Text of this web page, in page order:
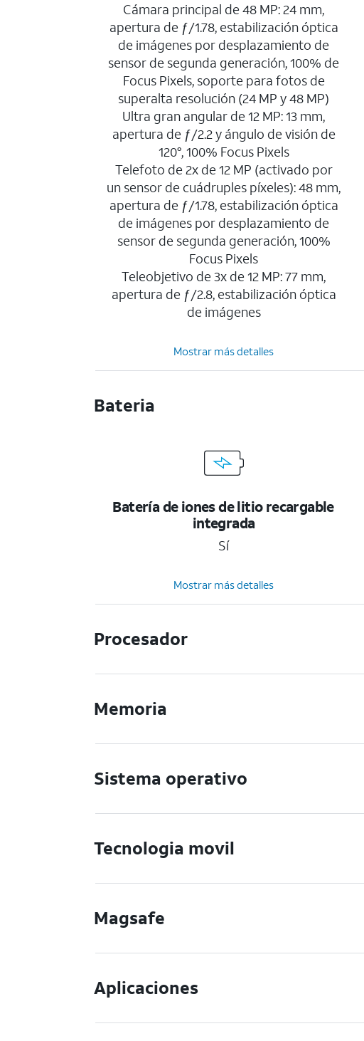
Cámara principal de 48 MP: 24 mm,
apertura de ƒ/1.78, estabilización óptica
de imágenes por desplazamiento de
sensor de segunda generación, 100% de
Focus Pixels, soporte para fotos de
superalta resolución (24 MP y 48 MP)
Ultra gran angular de 12 MP: 13 mm,
apertura de ƒ/2.2 y ángulo de visión de
120°, 100% Focus Pixels
Telefoto de 2x de 12 MP (activado por
un sensor de cuádruples píxeles): 48 mm,
apertura de ƒ/1.78, estabilización óptica
de imágenes por desplazamiento de
sensor de segunda generación, 100%
Focus Pixels
Teleobjetivo de 3x de 12 MP: 77 mm,
apertura de ƒ/2.8, estabilización óptica
de imágenes
Mostrar más detalles
Bateria
Batería de iones de litio recargable
integrada
Sí
Mostrar más detalles
Procesador
Memoria
Sistema operativo
Tecnologia movil
Magsafe
Aplicaciones